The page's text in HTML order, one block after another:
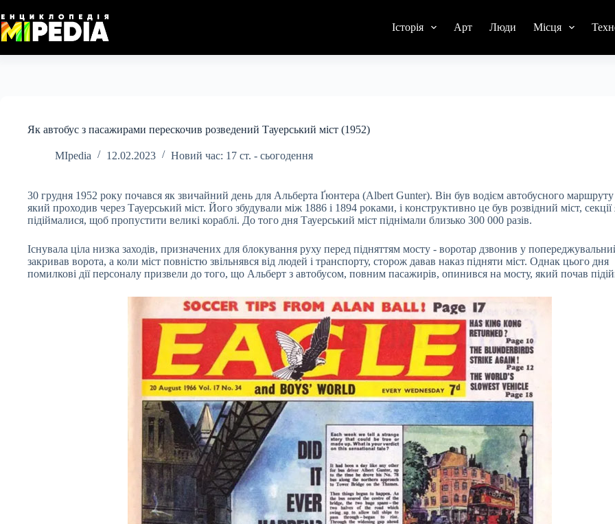
до
вмісту
Історія Арт Люди Місця
Як автобус з пасажирами перескочив розведений Тауерський міст (1952)
MIpedia 12.02.2023 Новий час: 17 ст. - сьогодення
30 грудня 1952 року почався як звичайний день для Альберта Ґюнтера (Albert Gunter). Він був водієм автобусного
який проходив через Тауерський міст. Його збудували між 1886 і 1894 роками, і конструктивно це був розвідний міст, секції
підіймалися, щоб пропустити великі кораблі. До того дня Тауерський міст піднімали близько 300 000 разів.
Існувала ціла низка заходів, призначених для блокування руху перед підняттям мосту - воротар дзвонив у
закривав ворота, а коли міст повністю звільнявся від людей і транспорту, сторож давав наказ підняти міст. Однак цього дня
помилкові дії персоналу призвели до того, що Альберт з автобусом, повним пасажирів, опинився на мосту, який почав